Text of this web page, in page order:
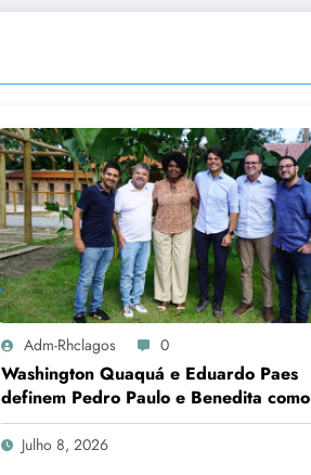
Adm-Rhclagos 0
Washington Quaquá e Eduardo Paes
definem Pedro Paulo e Benedita como
candidatos ao Senado no Rio
Julho 8, 2026